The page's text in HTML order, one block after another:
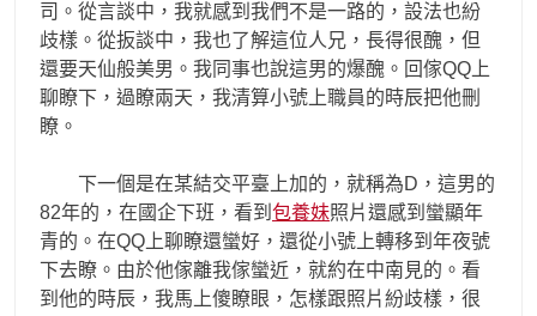
司。從言談中，我就感到我們不是一路的，設法也紛
歧樣。從扳談中，我也了解這位人兄，長得很醜，但
還要天仙般美男。我同事也說這男的爆醜。回傢QQ上
聊瞭下，過瞭兩天，我清算小號上職員的時辰把他刪
瞭。
下一個是在某結交平臺上加的，就稱為D，這男的
82年的，在國企下班，看到 包養妹照片還感到蠻顯年
青的。在QQ上聊瞭還蠻好，還從小號上轉移到年夜號
下去瞭。由於他傢離我傢蠻近，就約在中南見的。看
到他的時辰，我馬上傻瞭眼，怎樣跟照片紛歧樣，很